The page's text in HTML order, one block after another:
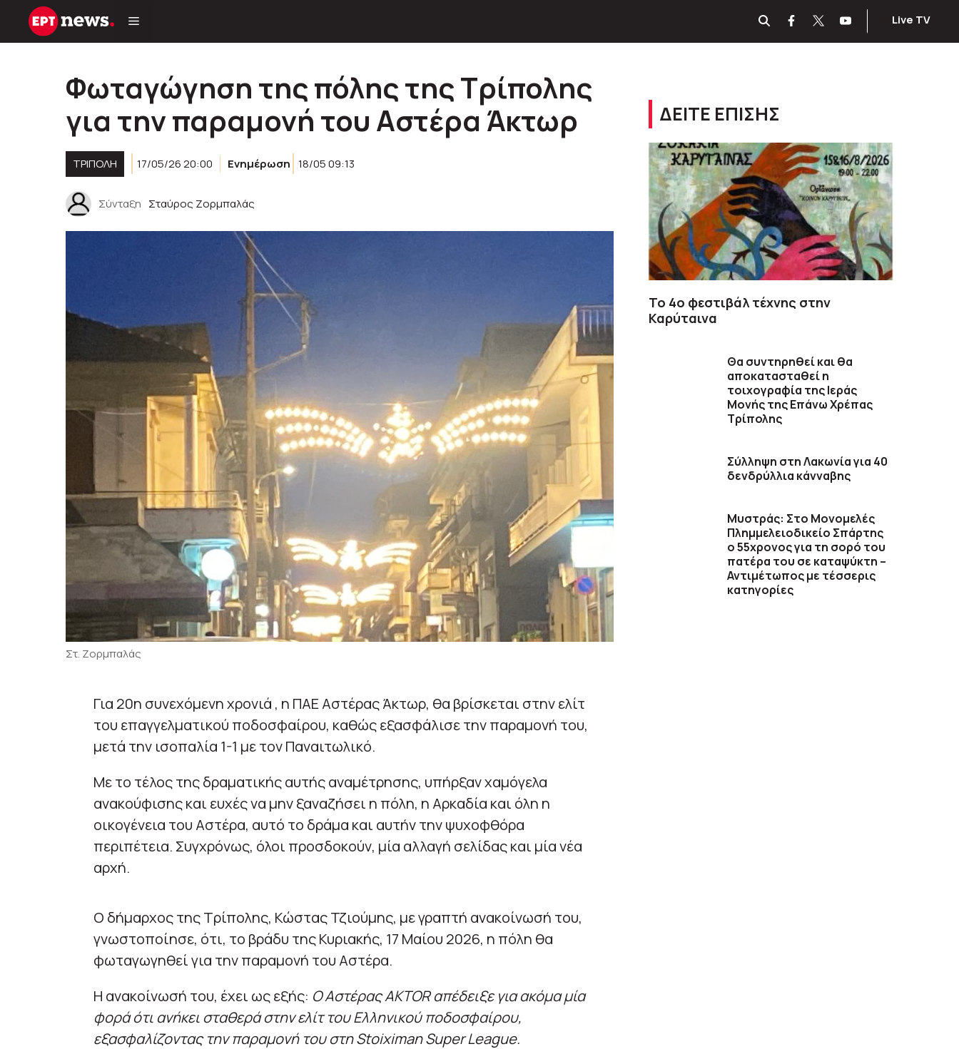
Μετάβαση
Live TV
Φωταγώγηση της πόλης της Τρίπολης
για την παραμονή του Αστέρα Άκτωρ
ΤΡΙΠΟΛΗ 17/05/26 20:00 Ενημέρωση 18/05 09:13
Σύνταξη Σταύρος Ζορμπαλάς
Στ. Ζορμπαλάς
Για 20η συνεχόμενη χρονιά , η ΠΑΕ Αστέρας Άκτωρ, θα βρίσκεται στην ελίτ
του επαγγελματικού ποδοσφαίρου, καθώς εξασφάλισε την παραμονή του,
μετά την ισοπαλία 1-1 με τον Παναιτωλικό.
Με το τέλος της δραματικής αυτής αναμέτρησης, υπήρξαν χαμόγελα
ανακούφισης και ευχές να μην ξαναζήσει η πόλη, η Αρκαδία και όλη η
οικογένεια του Αστέρα, αυτό το δράμα και αυτήν την ψυχοφθόρα
περιπέτεια. Συγχρόνως, όλοι προσδοκούν, μία αλλαγή σελίδας και μία νέα
αρχή.
Ο δήμαρχος της Τρίπολης, Κώστας Τζιούμης, με γραπτή ανακοίνωσή του,
γνωστοποίησε, ότι, το βράδυ της Κυριακής, 17 Μαίου 2026, η πόλη θα
φωταγωγηθεί για την παραμονή του Αστέρα.
Η ανακοίνωσή του, έχει ως εξής: Ο Αστέρας AKTOR απέδειξε για ακόμα μία
φορά ότι ανήκει σταθερά στην ελίτ του Ελληνικού ποδοσφαίρου,
εξασφαλίζοντας την παραμονή του στη Stoiximan Super League.
ΔΕΙΤΕ ΕΠΙΣΗΣ
To 4ο φεστιβάλ τέχνης στην
Καρύταινα
Θα συντηρηθεί και θα
αποκατασταθεί η
τοιχογραφία της Ιεράς
Μονής της Επάνω Χρέπας
Τρίπολης
Σύλληψη στη Λακωνία για 40
δενδρύλλια κάνναβης
Μυστράς: Στο Μονομελές
Πλημμελειοδικείο Σπάρτης
ο 55χρονος για τη σορό του
πατέρα του σε καταψύκτη –
Αντιμέτωπος με τέσσερις
κατηγορίες